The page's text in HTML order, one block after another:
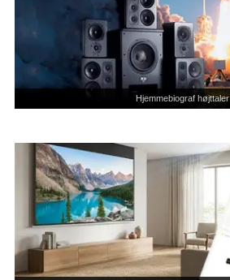
Hjemmebiograf højttaler